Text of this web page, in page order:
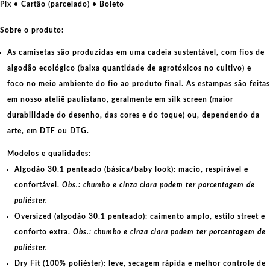
Pix • Cartão (parcelado) • Boleto
Sobre o produto:
As camisetas são produzidas em uma cadeia sustentável, com fios de
algodão ecológico (baixa quantidade de agrotóxicos no cultivo) e
foco no meio ambiente do fio ao produto final. As estampas são feitas
em nosso ateliê paulistano, geralmente em silk screen (maior
durabilidade do desenho, das cores e do toque) ou, dependendo da
arte, em DTF ou DTG.
Modelos e qualidades:
Algodão 30.1 penteado (básica/baby look): macio, respirável e
confortável. Obs.: chumbo e cinza clara podem ter porcentagem de
poliéster.
Oversized (algodão 30.1 penteado): caimento amplo, estilo street e
conforto extra. Obs.: chumbo e cinza clara podem ter porcentagem de
poliéster.
Dry Fit (100% poliéster): leve, secagem rápida e melhor controle de